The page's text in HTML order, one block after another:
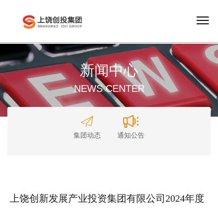
新闻中心
NEWS CENTER
集团动态 通知公告
上饶创新发展产业投资集团有限公司2024年度